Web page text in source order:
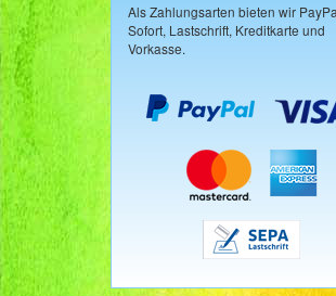
Als Zahlungsarten bieten wir
Sofort, Lastschrift, Kreditkarte und
Vorkasse.